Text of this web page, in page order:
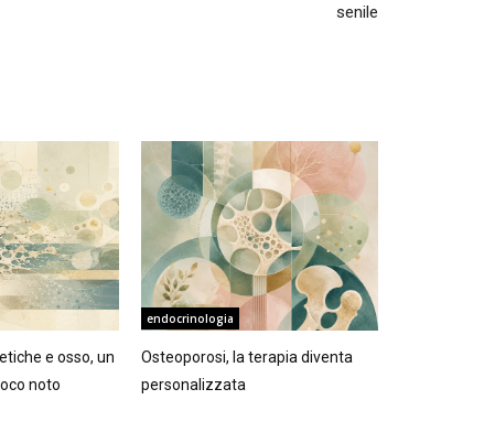
senile
e osso, un
noto
endocrinologia
Osteoporosi, la terapia diventa
personalizzata